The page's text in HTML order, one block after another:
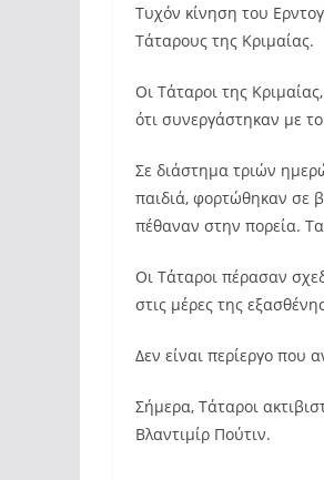
Τυχόν κίνηση του
Τάταρους της Κριμαίας.
Οι Τάταροι της
ότι συνεργάστηκαν με
Σε διάστημα τριών
παιδιά, φορτώθηκαν σε
πέθαναν στην πορεία.
Οι Τάταροι πέρασαν
στις μέρες της
Δεν είναι περίεργο που
Σήμερα, Τάταροι
Βλαντιμίρ Πούτιν.